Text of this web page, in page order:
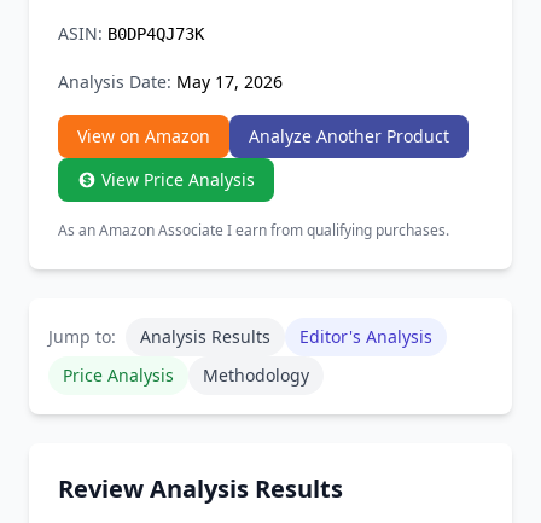
ASIN: B0DP4QJ73K
Analysis Date: May 17, 2026
View on Amazon
Analyze Another Product
View Price Analysis
As an Amazon Associate I earn from qualifying purchases.
Jump to: Analysis Results
Editor's Analysis
Price Analysis
Methodology
Review Analysis Results